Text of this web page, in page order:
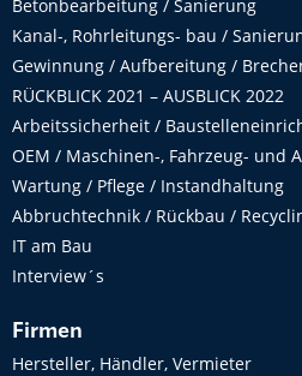
Betonbearbeitung / Sanierung
Kanal-, Rohrleitungs- bau /
Gewinnung / Aufbereitung /
RÜCKBLICK 2021 – AUSBLICK 2022
Arbeitssicherheit /
OEM / Maschinen-, Fahrzeug- und
Wartung / Pflege / Instandhaltung
Abbruchtechnik / Rückbau /
IT am Bau
Interview´s
Firmen
Hersteller, Händler, Vermieter